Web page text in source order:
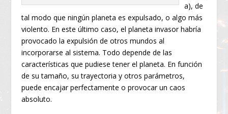
a), de
tal modo que ningún planeta es expulsado, o algo más
violento. En este último caso, el planeta invasor habría
provocado la expulsión de otros mundos al
incorporarse al sistema. Todo depende de las
características que pudiese tener el planeta. En función
de su tamaño, su trayectoria y otros parámetros,
puede encajar perfectamente o provocar un caos
absoluto.